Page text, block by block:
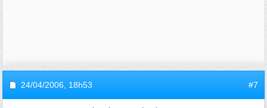
24/04/2006, 18h53 #7